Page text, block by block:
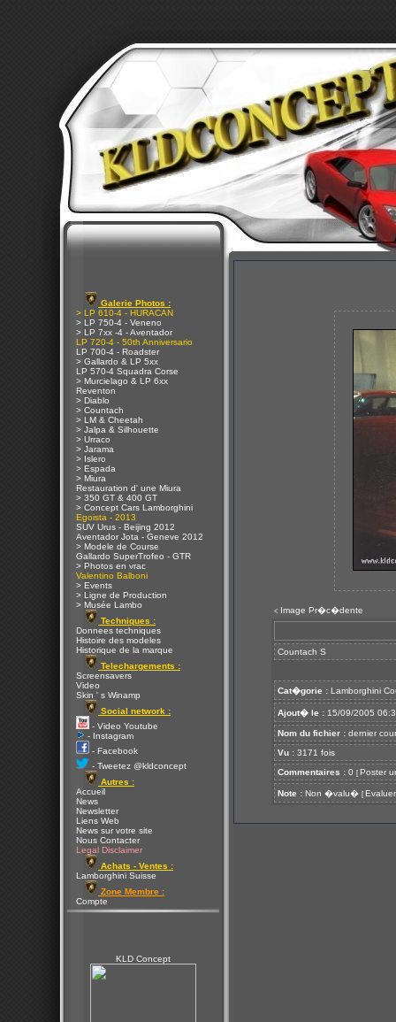
Galerie Photos :
> LP 610-4 - HURACAN
> LP 750-4 - Veneno
> LP 7xx -4 - Aventador
LP 720-4 - 50th Anniversario
LP 700-4 - Roadster
> Gallardo & LP 5xx
LP 570-4 Squadra Corse
> Murcielago & LP 6xx
Reventon
> Diablo
> Countach
> LM & Cheetah
> Jalpa & Silhouette
> Urraco
> Jarama
> Islero
> Espada
> Miura
Restauration d' une Miura
> 350 GT & 400 GT
> Concept Cars Lamborghini
Egoista - 2013
SUV Urus - Beijing 2012
Aventador Jota - Geneve 2012
> Modele de Course
Gallardo SuperTrofeo - GTR
> Photos en vrac
Valentino Balboni
> Events
> Ligne de Production
> Musée Lambo
Techniques :
Donnees techniques
Histoire des modeles
Historique de la marque
Telechargements :
Screensavers
Video
Skin ' s Winamp
Social network :
- Video Youtube
- Instagram
- Facebook
- Tweetez @kldconcept
Autres :
Accueil
News
Newsletter
Liens Web
News sur votre site
Nous Contacter
Legal Disclaimer
Achats - Ventes :
Lamborghini Suisse
Zone Membre :
Compte
KLD Concept
< Image Pr�c�dente
Countach S
Cat�gorie : Lamborghini
Ajout� le : 15/09/2005
Nom du fichier : dernier
Vu : 3171 fois
Commentaires : 0 [ Poster
Note : Non �valu� [ Evaluer